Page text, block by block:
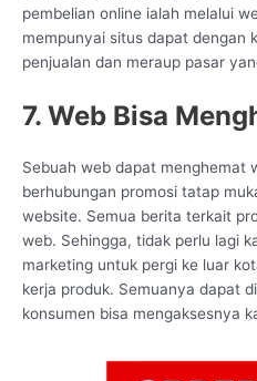
pembelian online ialah melalui
mempunyai situs dapat dengan
penjualan dan meraup pasar
7. Web Bisa
Sebuah web dapat menghemat
berhubungan promosi tatap
website. Semua berita terkait
web. Sehingga, tidak perlu lagi
marketing untuk pergi ke luar
kerja produk. Semuanya dapat
konsumen bisa mengaksesnya